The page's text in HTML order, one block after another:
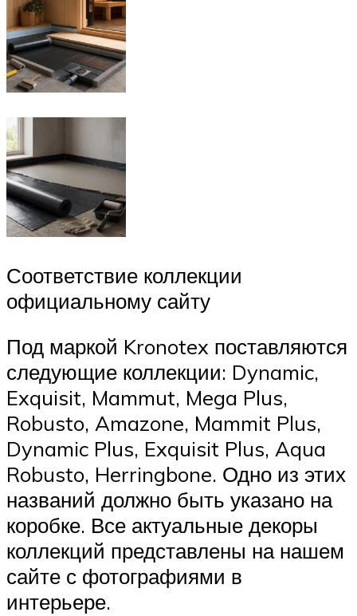
Соответствие коллекции
официальному сайту
Под маркой Kronotex поставляются
следующие коллекции: Dynamic,
Exquisit, Mammut, Mega Plus,
Robusto, Amazone, Mammit Plus,
Dynamic Plus, Exquisit Plus, Aqua
Robusto, Herringbone. Одно из этих
названий должно быть указано на
коробке. Все актуальные декоры
коллекций представлены на нашем
сайте с фотографиями в
интерьере.